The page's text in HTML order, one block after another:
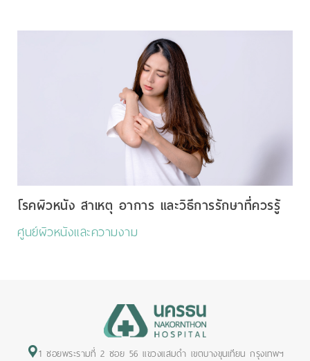
โรคผิวหนัง สาเหตุ อาการ และวิธีการรักษาที่ควรรู้
ศูนย์ผิวหนังและความงาม
1 ซอยพระรามที่ 2 ซอย 56 แขวงแสมดำ เขตบางขุนเทียน กรุงเทพฯ